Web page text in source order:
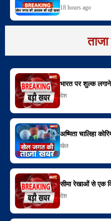
18 hours ago
भारत पर शुल्क
देश
अष्मिता चालिहा
खेल
सीमा रेखाओं से एक
देश